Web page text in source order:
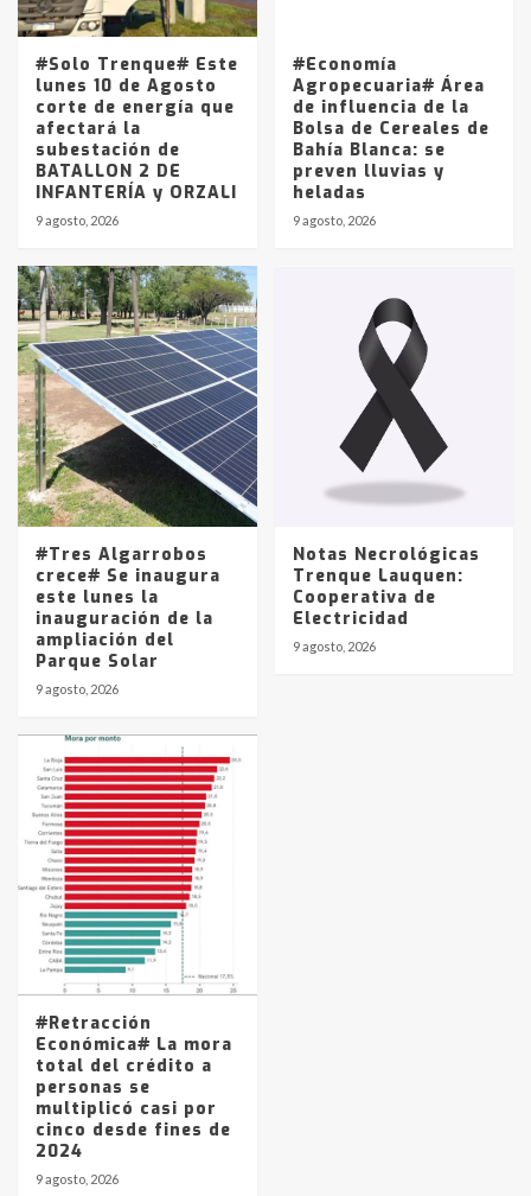
La Pampa, desde YPF hasta Axion
entre 857 a 1338 pesos
#Solo Trenque# Este
lunes 10 de Agosto
corte de energía que
afectará la
subestación de
BATALLON 2 DE
INFANTERÍA y ORZALI
9 agosto, 2026
#Economía
Agropecuaria# Área
de influencia de la
Bolsa de Cereales de
Bahía Blanca: se
preven lluvias y
heladas
9 agosto, 2026
#Tres Algarrobos
crece# Se inaugura
este lunes la
inauguración de la
ampliación del
Parque Solar
9 agosto, 2026
Notas Necrológicas
Trenque Lauquen:
Cooperativa de
Electricidad
9 agosto, 2026
#Retracción
Económica# La mora
total del crédito a
personas se
multiplicó casi por
cinco desde fines de
2024
9 agosto, 2026